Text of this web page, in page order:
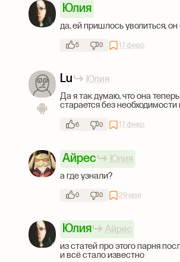
Юлия
да, ей пришлось уволиться,
5 0 17 февр.
Lu
Юлия
Да я так думаю, что она
старается без необходимости
6 0 17 февр.
Айрес
Юлия
а где узнали?
0 0 29 мая
Юлия
Айрес
из статей про этого парня
и всё стало известно